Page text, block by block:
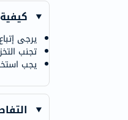
يرجى
تجنب
يجب استخدامه